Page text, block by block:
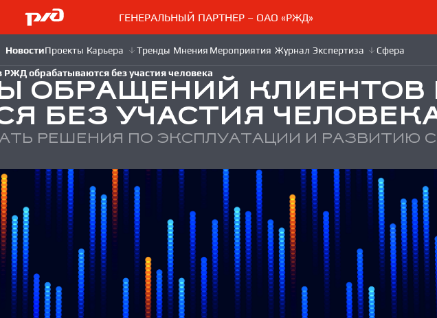
ГЕНЕРАЛЬНЫЙ ПАРТНЕР – ОАО «РЖД»
обрабатываются без участия человека
ОБРАЩЕНИЙ КЛИЕНТОВ
БЕЗ УЧАСТИЯ
РЕШЕНИЯ ПО ЭКСПЛУАТАЦИИ И РАЗВИТИЮ